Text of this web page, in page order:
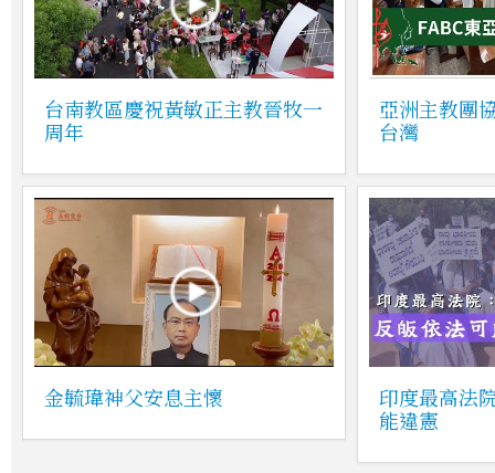
台南教區慶祝黃敏正主教晉牧一
周年
亞洲主教團
台灣
金毓瑋神父安息主懷
印度最高法
能違憲